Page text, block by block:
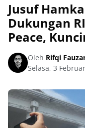
Jusuf
Dukungan
Peace,
Oleh Rifqi
Selasa, 3